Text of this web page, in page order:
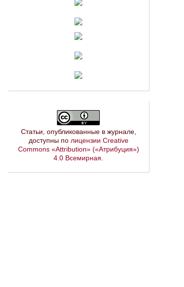
Статьи, опубликованные в журнале,
доступны по лицензии Creative
Commons «Attribution» («Атрибуция»)
4.0 Всемирная